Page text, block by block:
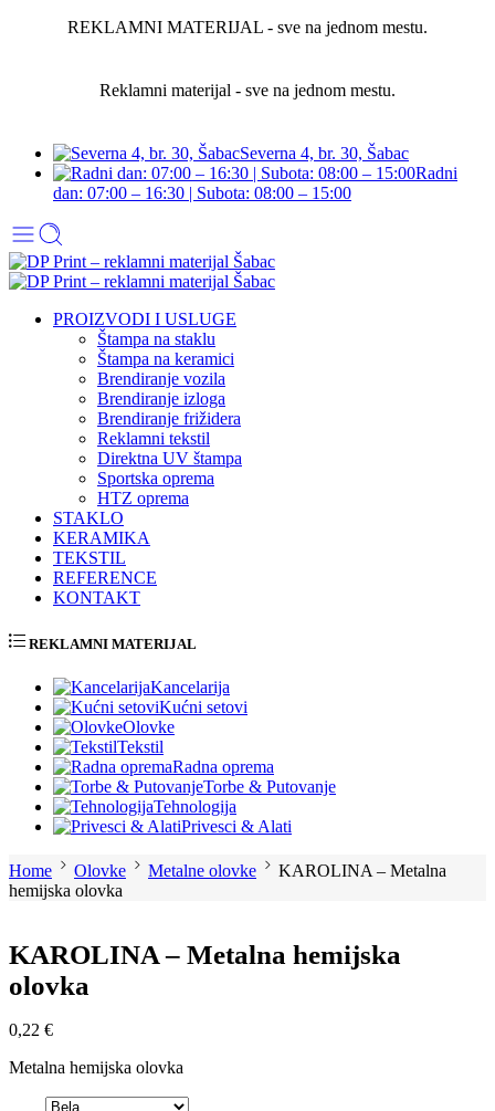
REKLAMNI MATERIJAL - sve na jednom mestu.
Reklamni materijal - sve na jednom mestu.
Severna 4, br. 30, Šabac
Radni
dan: 07:00 – 16:30 | Subota: 08:00 – 15:00
PROIZVODI I USLUGE
Štampa na staklu
Štampa na keramici
Brendiranje vozila
Brendiranje izloga
Brendiranje frižidera
Reklamni tekstil
Direktna UV štampa
Sportska oprema
HTZ oprema
STAKLO
KERAMIKA
TEKSTIL
REFERENCE
KONTAKT
REKLAMNI MATERIJAL
Kancelarija
Kućni setovi
Olovke
Tekstil
Radna oprema
Torbe & Putovanje
Tehnologija
Privesci & Alati
Home Olovke Metalne olovke
KAROLINA – Metalna
hemijska olovka
KAROLINA – Metalna hemijska
olovka
0,22 €
Metalna hemijska olovka